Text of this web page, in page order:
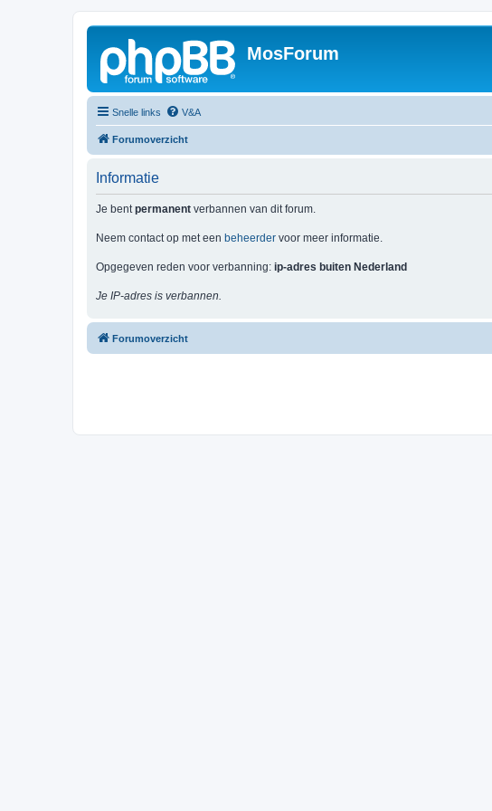
MosForum
Snelle links V&A
Forumoverzicht
Informatie
Je bentpermanent verbannen van dit forum.
Neem contact op met een beheerder voor meer informatie.
Opgegeven reden voor verbanning: ip-adres buiten Nederland
Je IP-adres is verbannen.
Forumoverzicht